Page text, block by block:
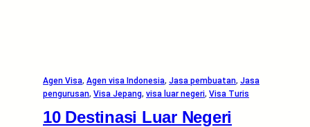
Agen Visa, Agen visa Indonesia, Jasa pembuatan, Jasa
pengurusan, Visa Jepang, visa luar negeri, Visa Turis
10 Destinasi Luar Negeri